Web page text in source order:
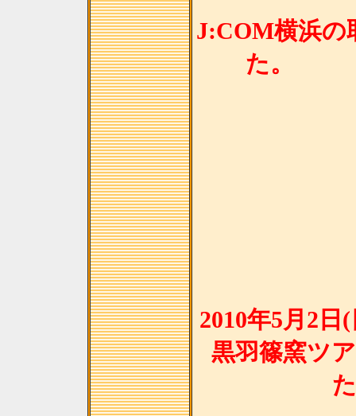
J:COM横浜の
2010年5月2日
黒羽篠窯ツ